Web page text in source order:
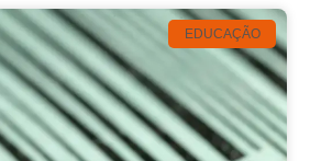
EDUCAÇÃO